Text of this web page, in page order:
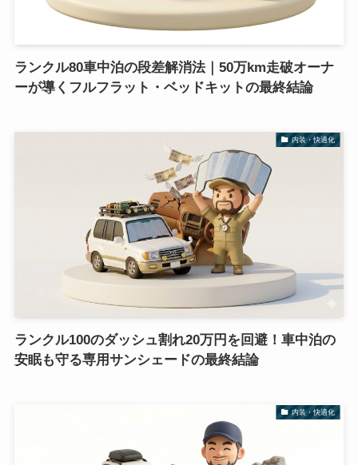
ランクル80車中泊の段差解消法｜50万km走破オーナ
ーが導くフルフラット・ベッドキットの最終結論
内装・快適化
ランクル100のダッシュ割れ20万円を回避！車中泊の
安眠も守る専用サンシェードの最終結論
内装・快適化